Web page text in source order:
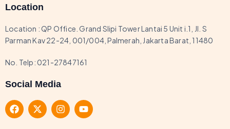
Location
Location : QP Office. Grand Slipi Tower Lantai 5 Unit i.1, JI. S
Parman Kav 22-24, 001/004, Palmerah, Jakarta Barat, 11480
No. Telp:021-27847161
Social Media
F
a
c
X
-
t
I
n
s
Y
o
u